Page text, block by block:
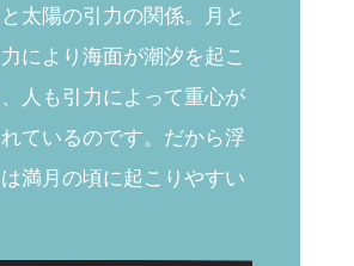
太陽の引力の関係。月と
により海面が潮汐を起こ
人も引力によって重心が
ているのです。だから浮
満月の頃に起こりやすい